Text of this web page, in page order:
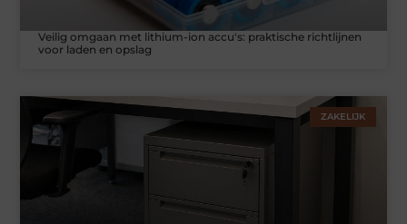
Veilig omgaan met lithium-ion accu's: praktische richtlijnen
voor laden en opslag
ZAKELIJK